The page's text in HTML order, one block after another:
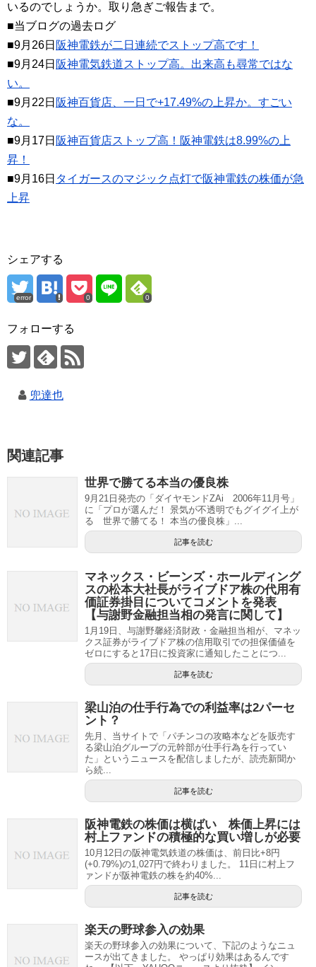
いるのでしょうか。取り急ぎご報告まで。
■当ブログの過去ログ
■9月26日 阪神電鉄が二日連続でストップ高です！
■9月24日 阪神電気鉄道ストップ高。出来高も尋常ではな
い。
■9月22日 阪神百貨店、一日で+17.49%の上昇か。すごい
な。
■9月17日 阪神百貨店ストップ高！阪神電鉄は8.99%の上
昇！
■9月16日 タイガースのマジック点灯で阪神電鉄の株価が急
上昇
シェアする
error 0 0
フォローする
兜達也
関連記事
世界で勝てる本当の優良株
9月21日発売の「ダイヤモンドZAi 2006年11月号」
に「プロが選んだ！ 景気が不透明でもグイグイ上が
る 世界で勝てる！ 本当の優良株」...
記事を読む
マネックス・ビーンズ・ホールディング
スの松本大社長がライブドア株の代用有
価証券掛目についてコメントを発表
【与謝野金融担当相の発言に関して】
1月19日、与謝野馨経済財政・金融担当相が、マネッ
クス証券がライブドア株の信用取引での担保価値を
ゼロにすると17日に投資家に通知したことにつ...
記事を読む
梁山泊の仕手行為での利益率は2パーセ
ント？
先月、当サイトで「パチンコの攻略本などを販売す
る梁山泊グループの元幹部が仕手行為を行ってい
た」というニュースを配信しましたが、読売新聞か
ら続...
記事を読む
阪神電鉄の株価は横ばい 株価上昇には
村上ファンドの積極的な買い増しが必要
10月12日の阪神電気鉄道の株価は、前日比+8円
(+0.79%)の1,027円で終わりました。 11日に村上フ
ァンドが阪神電鉄の株を約40%...
記事を読む
楽天の野球参入の効果
楽天の野球参入の効果について、下記のようなニュ
ースが出てきました。 やっぱり効果はあるんです